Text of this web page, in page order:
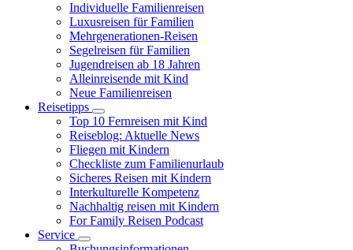
Individuelle Familienreisen
Luxusreisen für Familien
Mehrgenerationen-Reisen
Segelreisen für Familien
Jugendreisen ab 18 Jahren
Alleinreisende mit Kind
Neue Familienreisen
Reisetipps
Top 10 Fernreisen mit Kind
Reiseblog: Aktuelle News
Fliegen mit Kindern
Checkliste zum Familienurlaub
Sicheres Reisen mit Kindern
Interkulturelle Kompetenz
Nachhaltig reisen mit Kindern
For Family Reisen Podcast
Service